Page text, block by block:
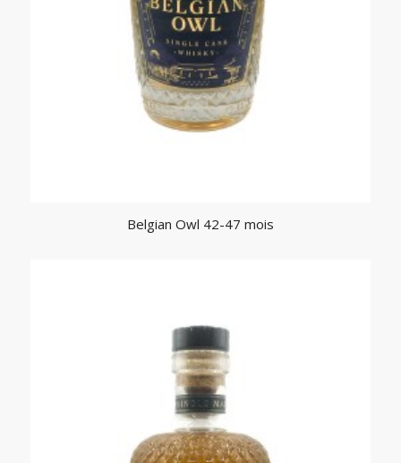
Belgian Owl 42-47 mois